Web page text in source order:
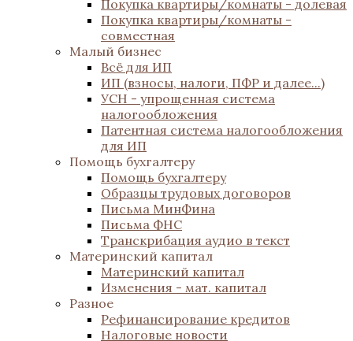
Покупка квартиры/комнаты - долевая
Покупка квартиры/комнаты -
совместная
Малый бизнес
Всё для ИП
ИП (взносы, налоги, ПФР и далее...)
УСН - упрощенная система
налогообложения
Патентная система налогообложения
для ИП
Помощь бухгалтеру
Помощь бухгалтеру
Образцы трудовых договоров
Письма МинФина
Письма ФНС
Транскрибация аудио в текст
Материнский капитал
Материнский капитал
Изменения - мат. капитал
Разное
Рефинансирование кредитов
Налоговые новости